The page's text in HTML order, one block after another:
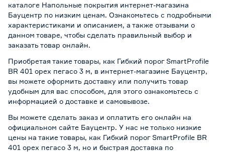
каталоге Напольные покрытия интернет-магазина
Бауцентр по низким ценам. Ознакомьтесь с подробными
характеристиками и описанием, а также отзывами о
данном товаре, чтобы сделать правильный выбор и
заказать товар онлайн.
Приобретая такие товары, как Гибкий порог SmartProfile
BR 401 орех пегасо 3 м, в интернет-магазине Бауцентр,
вы можете оформить доставку или получить товар
удобным для вас способом, для этого ознакомьтесь с
информацией о доставке и самовывозе.
Вы можете сделать заказ и оплатить его онлайн на
официальном сайте Бауцентр. У нас не только низкие
цены на такие товары, как Гибкий порог SmartProfile BR
401 орех пегасо 3 м, но и быстрая доставка по